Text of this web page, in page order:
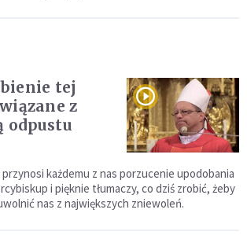
tej
z
odpustu
każdemu z nas porzucenie upodobania
i pięknie tłumaczy, co dziś zrobić, żeby
nas z największych zniewoleń.